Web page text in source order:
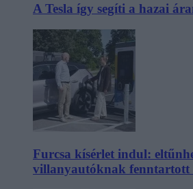
A Tesla így segíti a hazai
Furcsa kísérlet indul:
villanyautóknak fenntartott